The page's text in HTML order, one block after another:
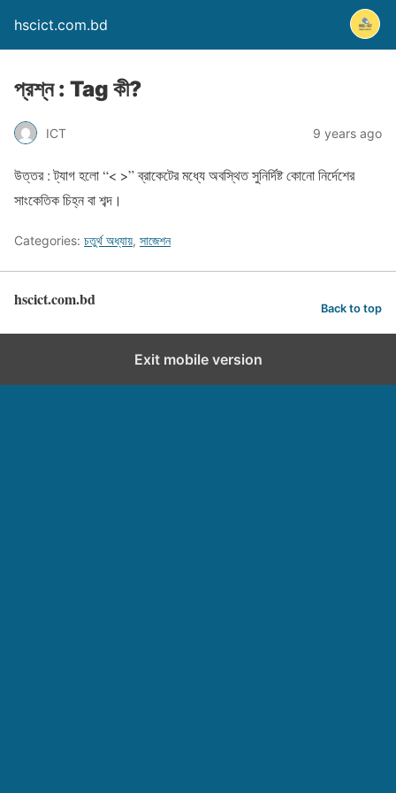
hscict.com.bd
প্রশ্ন : Tag কী?
ICT 9 years ago
উত্তর : ট্যাগ হলো “< >” ব্রাকেটের মধ্যে অবস্থিত সুনির্দিষ্ট কোনো নির্দেশের
সাংকেতিক চিহ্ন বা শব্দ।
Categories: চতুর্থ অধ্যায়, সাজেশন
hscict.com.bd Back to top
Exit mobile version